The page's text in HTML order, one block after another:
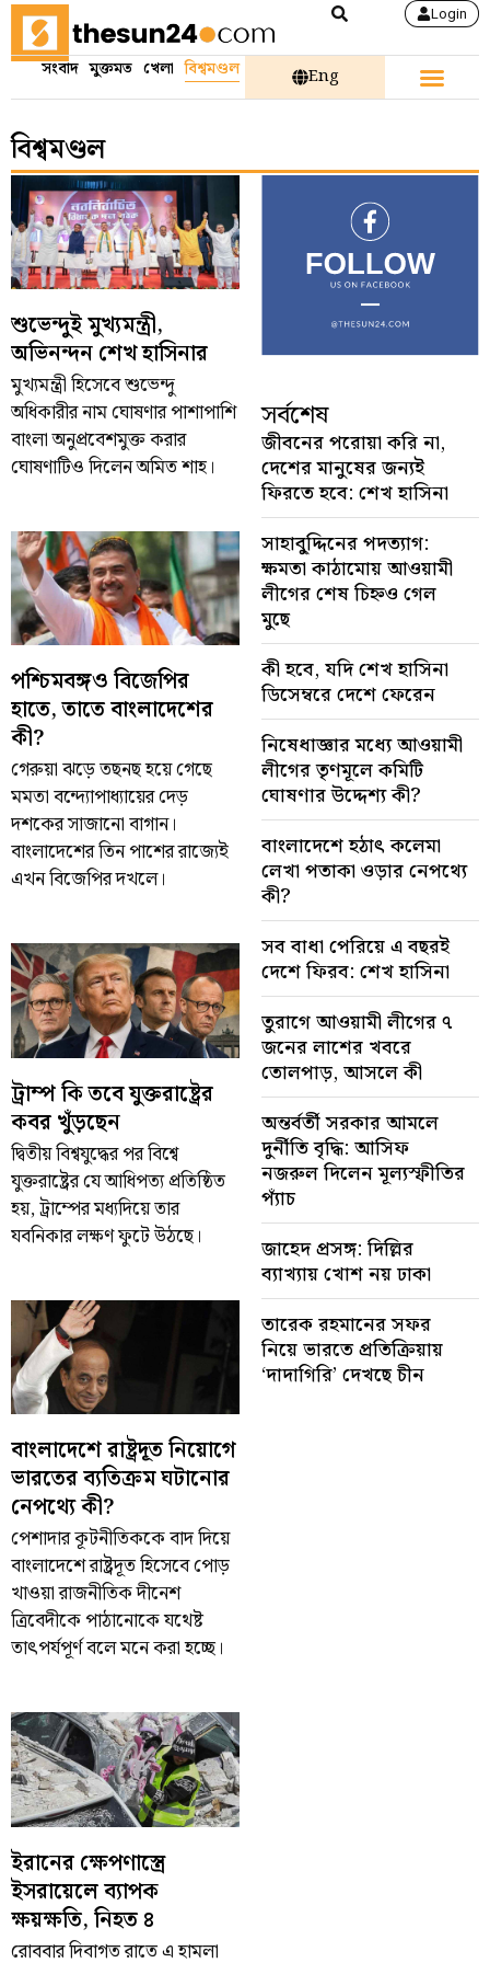
Login
সংবাদ মুক্তমত খেলা বিশ্বমণ্ডল Eng
বিশ্বমণ্ডল
শুভেন্দুই মুখ্যমন্ত্রী,
অভিনন্দন শেখ হাসিনার
মুখ্যমন্ত্রী হিসেবে শুভেন্দু
অধিকারীর নাম ঘোষণার পাশাপাশি
বাংলা অনুপ্রবেশমুক্ত করার
ঘোষণাটিও দিলেন অমিত শাহ।
পশ্চিমবঙ্গও বিজেপির
হাতে, তাতে বাংলাদেশের
কী?
গেরুয়া ঝড়ে তছনছ হয়ে গেছে
মমতা বন্দ্যোপাধ্যায়ের দেড়
দশকের সাজানো বাগান।
বাংলাদেশের তিন পাশের রাজ্যেই
এখন বিজেপির দখলে।
ট্রাম্প কি তবে যুক্তরাষ্ট্রের
কবর খুঁড়ছেন
দ্বিতীয় বিশ্বযুদ্ধের পর বিশ্বে
যুক্তরাষ্ট্রের যে আধিপত্য প্রতিষ্ঠিত
হয়, ট্রাম্পের মধ্যদিয়ে তার
যবনিকার লক্ষণ ফুটে উঠছে।
বাংলাদেশে রাষ্ট্রদূত নিয়োগে
ভারতের ব্যতিক্রম ঘটানোর
নেপথ্যে কী?
পেশাদার কূটনীতিককে বাদ দিয়ে
বাংলাদেশে রাষ্ট্রদূত হিসেবে পোড়
খাওয়া রাজনীতিক দীনেশ
ত্রিবেদীকে পাঠানোকে যথেষ্ট
তাৎপর্যপূর্ণ বলে মনে করা হচ্ছে।
ইরানের ক্ষেপণাস্ত্রে
ইসরায়েলে ব্যাপক
ক্ষয়ক্ষতি, নিহত ৪
রোববার দিবাগত রাতে এ হামলা
সর্বশেষ
জীবনের পরোয়া করি না,
দেশের মানুষের জন্যই
ফিরতে হবে: শেখ হাসিনা
সাহাবু্দ্দিনের পদত্যাগ:
ক্ষমতা কাঠামোয় আওয়ামী
লীগের শেষ চিহ্নও গেল
মুছে
কী হবে, যদি শেখ হাসিনা
ডিসেম্বরে দেশে ফেরেন
নিষেধাজ্ঞার মধ্যে আওয়ামী
লীগের তৃণমূলে কমিটি
ঘোষণার উদ্দেশ্য কী?
বাংলাদেশে হঠাৎ কলেমা
লেখা পতাকা ওড়ার নেপথ্যে
কী?
সব বাধা পেরিয়ে এ বছরই
দেশে ফিরব: শেখ হাসিনা
তুরাগে আওয়ামী লীগের ৭
জনের লাশের খবরে
তোলপাড়, আসলে কী
অন্তর্বর্তী সরকার আমলে
দুর্নীতি বৃদ্ধি: আসিফ
নজরুল দিলেন মূল্যস্ফীতির
প্যাঁচ
জাহেদ প্রসঙ্গ: দিল্লির
ব্যাখ্যায় খোশ নয় ঢাকা
তারেক রহমানের সফর
নিয়ে ভারতে প্রতিক্রিয়ায়
‘দাদাগিরি’ দেখছে চীন